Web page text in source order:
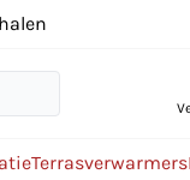
Terrasverwarmers